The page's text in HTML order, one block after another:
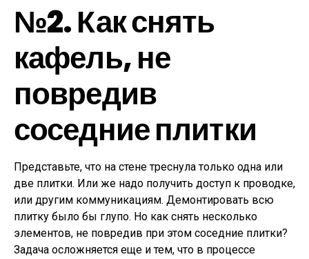
№2. Как снять
кафель, не
повредив
соседние плитки
Представьте, что на стене треснула только одна или
две плитки. Или же надо получить доступ к проводке,
или другим коммуникациям. Демонтировать всю
плитку было бы глупо. Но как снять несколько
элементов, не повредив при этом соседние плитки?
Задача осложняется еще и тем, что в процессе